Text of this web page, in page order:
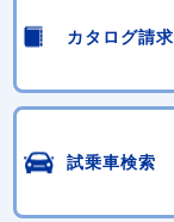
カタログ請求
試乗車検索